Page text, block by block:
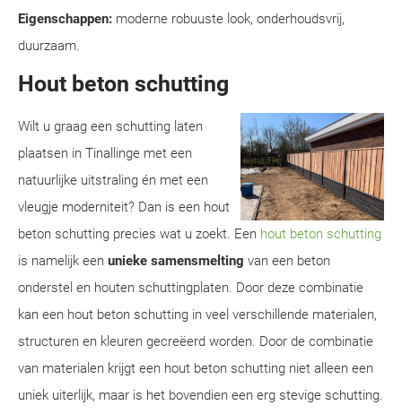
Eigenschappen: moderne robuuste look, onderhoudsvrij,
duurzaam.
Hout beton schutting
Wilt u graag een schutting laten
plaatsen in Tinallinge met een
natuurlijke uitstraling én met een
vleugje moderniteit? Dan is een hout
beton schutting precies wat u zoekt. Een hout beton schutting
is namelijk een unieke samensmelting van een beton
onderstel en houten schuttingplaten. Door deze combinatie
kan een hout beton schutting in veel verschillende materialen,
structuren en kleuren gecreëerd worden. Door de combinatie
van materialen krijgt een hout beton schutting niet alleen een
uniek uiterlijk, maar is het bovendien een erg stevige schutting.